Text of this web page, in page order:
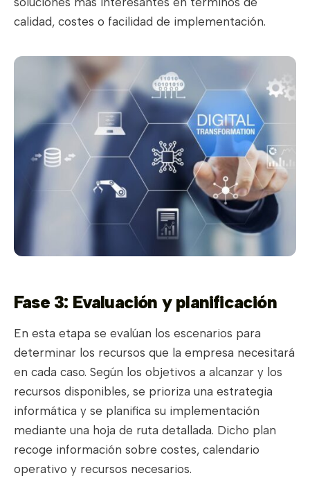
calidad, costes o facilidad de implementación.
Fase 3: Evaluación y planificación
En esta etapa se evalúan los escenarios para
determinar los recursos que la empresa necesitará
en cada caso. Según los objetivos a alcanzar y los
recursos disponibles, se prioriza una estrategia
informática y se planifica su implementación
mediante una hoja de ruta detallada. Dicho plan
recoge información sobre costes, calendario
operativo y recursos necesarios.